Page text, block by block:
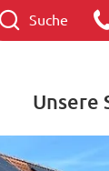
Suche
Unsere